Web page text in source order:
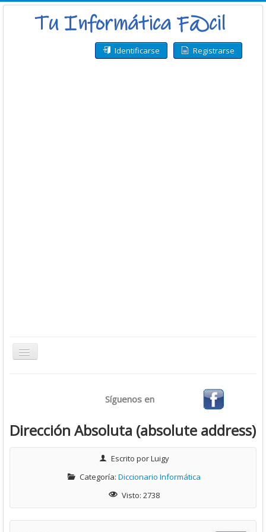
Identificarse Registrarse
Toggle
Sistemas Operativos
Virtualización
Síguenos en
Dirección Absoluta (absolute address)
Escrito porLuigy
Categoría:Diccionario Informática
Visto: 2738